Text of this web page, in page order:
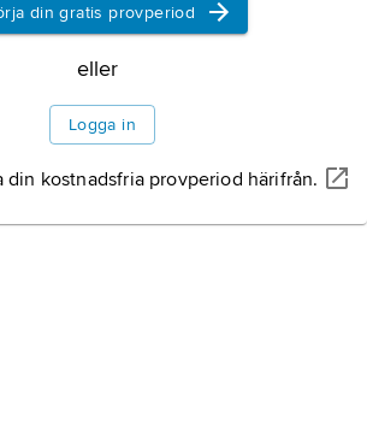
om artikeln
din gratis provperiod
eller
Logga in
din kostnadsfria provperiod härifrån.